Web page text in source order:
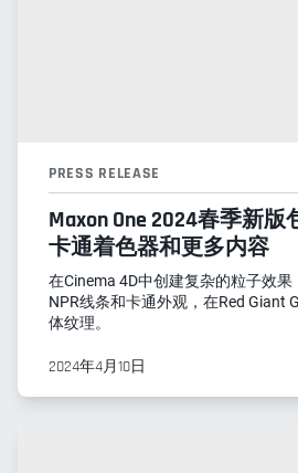
PRESS RELEASE
Maxon One 2024春季新版
卡通着色器和更多内容
在Cinema 4D中创建复杂的粒子效
NPR线条和卡通外观，在Red Giant
体纹理。
2024年4月10日